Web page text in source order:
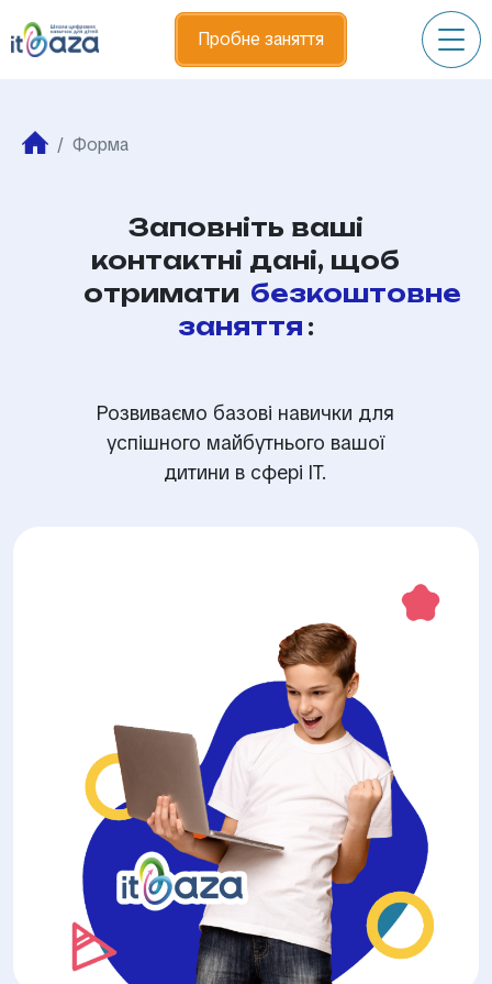
to
content
Пробне заняття
Форма
Заповніть ваші
контактні дані, щоб
отримати безкоштовне
заняття :
Розвиваємо базові навички для
успішного майбутнього вашої
дитини в сфері IT.